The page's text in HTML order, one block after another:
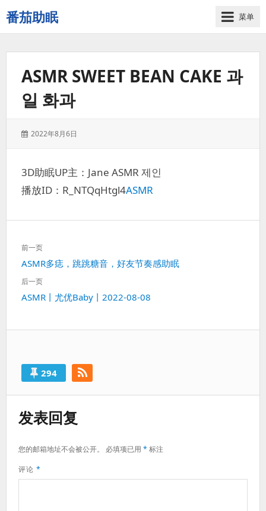
番茄助眠
一
个
站
菜单
ASMR SWEET BEAN CAKE 과
일 화과
发
2022年8月6日
3D助眠UP主：Jane ASMR 제인
播放ID：R_NTQqHtgl4ASMR
文
章
导
航
前一页
上
一
ASMR多痣，跳跳糖音，好友节奏感助眠
后一页
下
ASMR丨尤优Baby丨2022-08-08
294
发表回复
您的邮箱地址不会被公开。 必填项已用 *标注
评论 *